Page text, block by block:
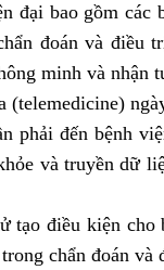
đại bao gồm
đoán và điều
minh và nhận
(telemedicine)
phải đến bệnh
và truyền dữ
tạo điều kiện cho
chẩn đoán và